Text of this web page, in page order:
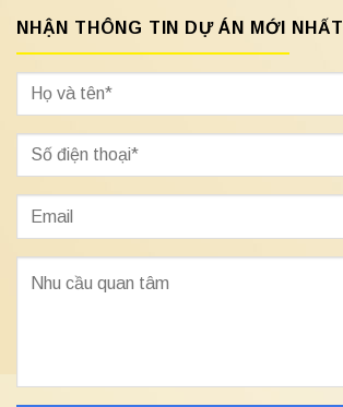
NHẬN THÔNG TIN DỰ ÁN MỚI NHẤT